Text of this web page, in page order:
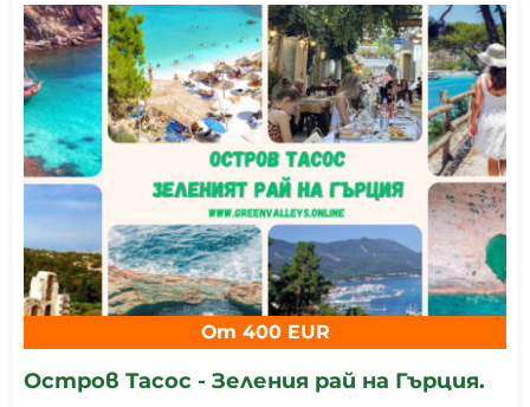
От 400 EUR
Остров Тасос - Зеления рай на Гърция.